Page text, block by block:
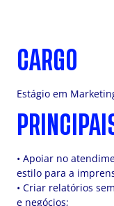
CARGO
Estágio em
• Apoiar no
estilo para a
• Criar relatórios
e negócios;